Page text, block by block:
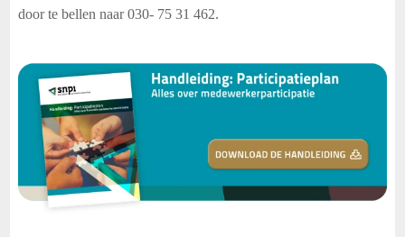
door te bellen naar 030- 75 31 462.